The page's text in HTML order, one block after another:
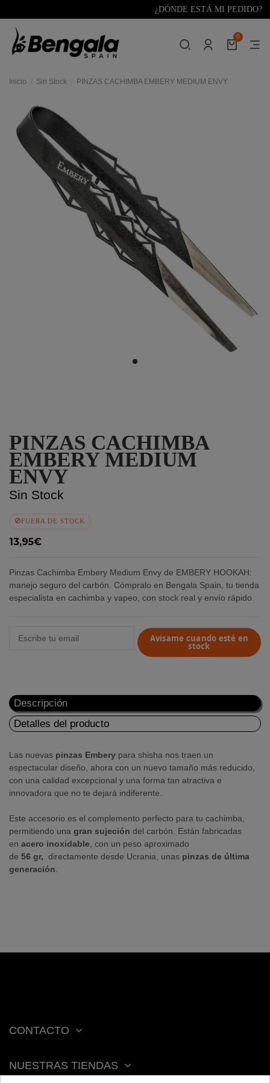
¿DÓNDE ESTÁ MI PEDIDO?
0
Inicio Sin Stock PINZAS CACHIMBA EMBERY MEDIUM ENVY
PINZAS CACHIMBA
EMBERY MEDIUM
ENVY
Sin Stock
FUERA DE STOCK
13,95€
Pinzas Cachimba Embery Medium Envy de EMBERY HOOKAH:
manejo seguro del carbón. Cómpralo en Bengala Spain, tu tienda
especialista en cachimba y vapeo, con stock real y envío rápido.
Avisame cuando esté en
stock
Descripción
Detalles del producto
Las nuevas pinzas Embery para shisha nos traen un
espectacular diseño, ahora con un nuevo tamaño más reducido,
con una calidad excepcional y una forma tan atractiva e
innovadora que no te dejará indiferente.
Este accesorio es el complemento perfecto para tu cachimba,
permitiendo una gran sujeción del carbón. Están fabricadas
en acero inoxidable , con un peso aproximado
de 56 gr, directamente desde Ucrania, unas pinzas de última
generación
CONTACTO
NUESTRAS TIENDAS